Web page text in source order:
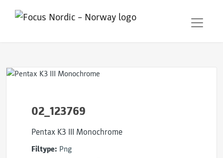
02_123769
Pentax K3 III Monochrome
Filtype: Png